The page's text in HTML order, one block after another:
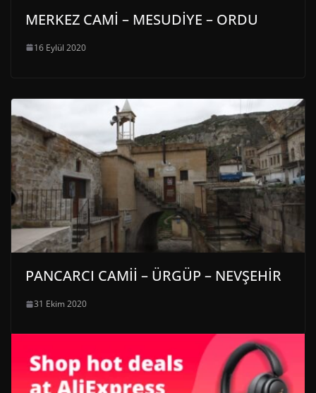
MERKEZ CAMİ – MESUDİYE – ORDU
16 Eylül 2020
PANCARCI CAMİİ – ÜRGÜP – NEVŞEHİR
31 Ekim 2020